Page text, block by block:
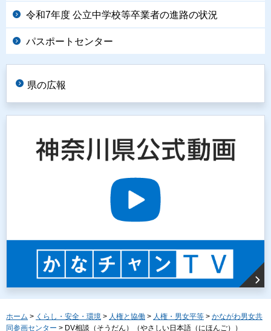
令和7年度 公立中学校等卒業者の進路の状況
パスポートセンター
県の広報
ホーム > くらし・安全・環境 > 人権と協働 > 人権・男女平等 > かながわ男女共
同参画センター > DV相談（そうだん）（やさしい日本語（にほんご））